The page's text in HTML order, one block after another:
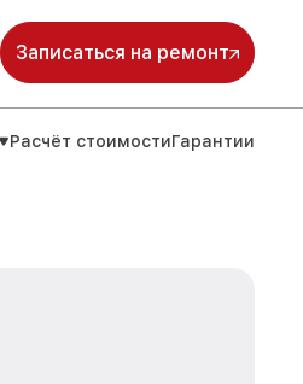
Записаться на ремонт
Расчёт стоимостиГарантии